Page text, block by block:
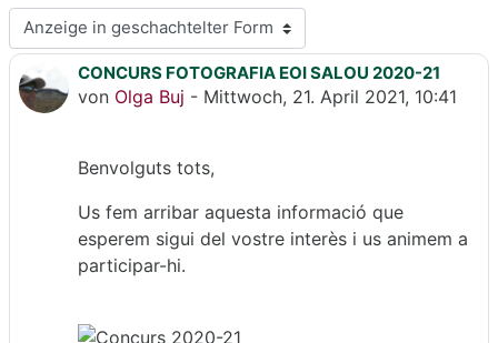
Anzeigemodus
CONCURS FOTOGRAFIA EOI SALOU 2020-21
von Olga Buj - Mittwoch, 21. April 2021, 10:41
Anzahl Antworten: 0
Benvolguts tots,
Us fem arribar aquesta informació que
esperem sigui del vostre interès i us animem a
participar-hi.